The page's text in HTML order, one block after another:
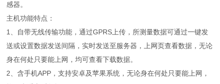
感器。
主机功能特点：
1、自带无线传输功能，通过GPRS上传，所测量数据可通过一键发
送或设置数据发送间隔，实时发送至服务器，上网页查看数据，无论
身在何处只要能上网，均可查看下载数据。
2、含手机APP，支持安卓及苹果系统，无论身在何处只要能上网，